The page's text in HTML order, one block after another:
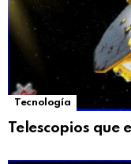
Tecnología
Telescopios que